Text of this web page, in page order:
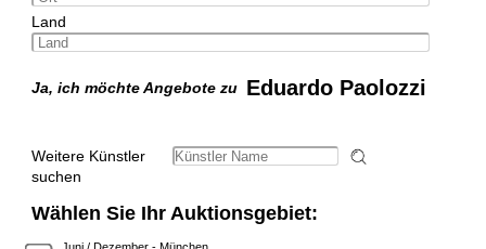
Land
Ja, ich möchte Angebote zu Eduardo Paolozzi
Weitere Künstler
suchen
Wählen Sie Ihr Auktionsgebiet: